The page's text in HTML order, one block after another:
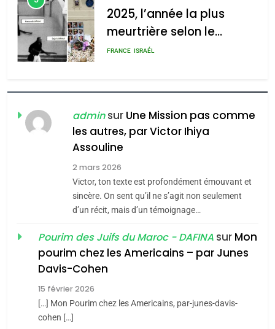
l’antisémitisme
admin 0
2025, l’année la plus
meurtrière selon le
rapport d’ADL contre
FRANCE ISRAÉL
FIÈRE, DIGNE ET RÉSILIENTE :
POURQUOI JE REVENDIQUE
MA JUDAÏTE par Thérèse
Zrihen-Dvir
ISRAÉL JUDAISME
CE QUI NOUS MANQUE –
Jacques Hadida
JUDAISME
Maroc : Les amandes de
Tafraout, le miel de Tadla
du terroir
adminsur Une Mission pas comme
les autres, par Victor Ihiya
Assouline
2 mars 2026
Victor, ton texte est profondément émouvant et
sincère. On sent qu’il ne s’agit non seulement
d’un récit, mais d’un témoignage…
Pourim des Juifs du Maroc - DAFINA sur Mon
pourim chez les Americains – par Junes
Davis-Cohen
15 février 2026
[…] Mon Pourim chez les Americains, par-junes-davis-
cohen […]